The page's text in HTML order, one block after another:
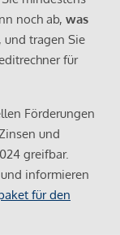
noch ab, was
, und tragen Sie
für
Förderungen
und
greifbar.
informieren
für den